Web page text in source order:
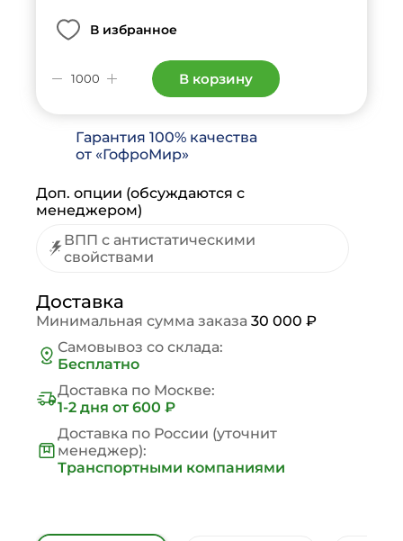
В избранное
В корзину
Гарантия 100% качества
от «ГофроМир»
Доп. опции (обсуждаются с
менеджером)
ВПП с антистатическими
свойствами
Доставка
Минимальная сумма заказа 30 000 ₽
Самовывоз со склада:
Бесплатно
Доставка по Москве:
1-2 дня от 600 ₽
Доставка по России (уточнит
менеджер):
Транспортными компаниями